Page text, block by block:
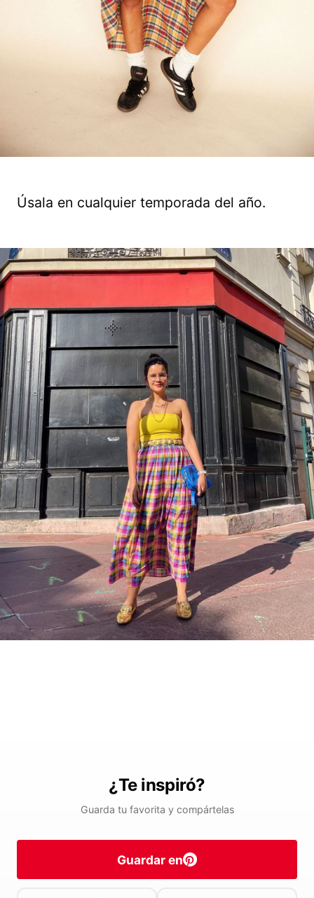
Úsala en cualquier temporada del año.
¿Te inspiró?
Guarda tu favorita y compártelas
Guardar en